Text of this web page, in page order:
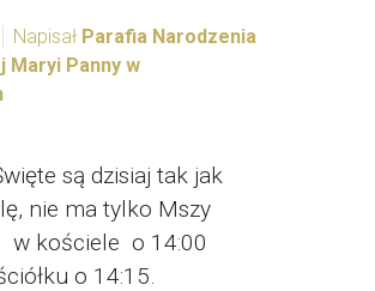
Napisał Parafia Narodzenia
Maryi Panny w
są dzisiaj tak jak
nie ma tylko Mszy
w kościele o 14:00
o 14:15.